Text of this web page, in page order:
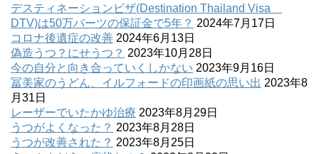
デスティネーションビザ(Destination Thailand Visa
DTV)は50万バーツの保証金で5年？ 2024年7月17日
コロナ後遺症の改善 2024年6月13日
偽造うつ？にせうつ？ 2023年10月28日
今の自分と向き合っていくしかない 2023年9月16日
冨美家のうどん、イルフォードの印画紙の思い出 2023年8
月31日
レーザーでいたかゆ治療 2023年8月29日
うつがよくなった？ 2023年8月28日
うつが改善された？ 2023年8月25日